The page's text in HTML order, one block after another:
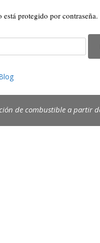
está protegido por
de combustible a partir